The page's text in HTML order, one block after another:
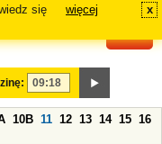
się
więcej x
10B 11 12 13 14 15 16